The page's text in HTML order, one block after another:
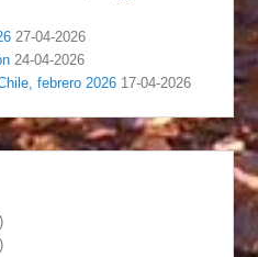
27-04-2026
24-04-2026
febrero 2026 17-04-2026